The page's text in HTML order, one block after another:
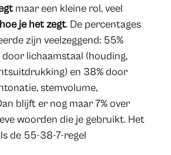
maar een kleine rol, veel
hoe je het zegt. De percentages
zijn veelzeggend: 55%
lichaamstaal (houding,
en 38% door
stemvolume,
blijft er nog maar 7% over
woorden die je gebruikt. Het
de 55-38-7-regel